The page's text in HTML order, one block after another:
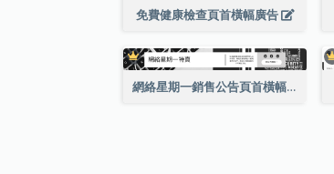
免費健康檢查頁首橫幅廣告
網絡星期一銷售公告頁首橫幅廣告